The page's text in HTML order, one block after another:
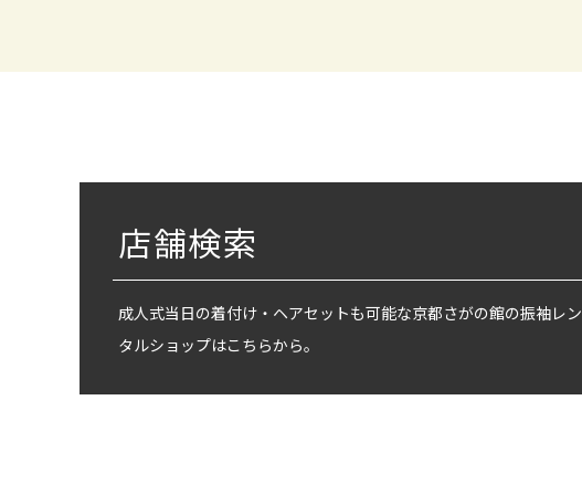
店舗検索
成人式当日の着付け・ヘアセットも可能な京都さがの館の振袖レン
タルショップはこちらから。